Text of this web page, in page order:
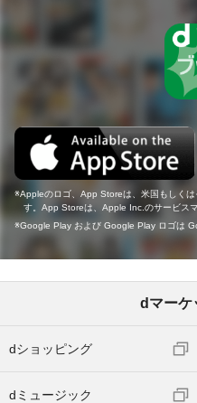
Appleのロゴ、App Storeは、米国もしく
す。App Storeは、Apple Inc.のサービスマ
Google Play および Google Play ロゴは
dマーケ
dショッピング
dミュージック